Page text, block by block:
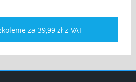
za 39,99 zł z VAT